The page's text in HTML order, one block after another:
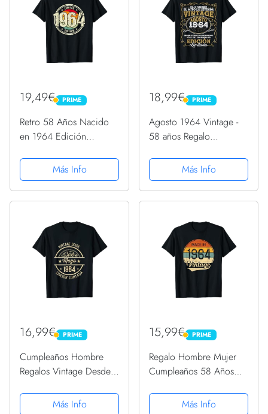
19,49€ PRIME
PRIME
Retro 58 Años Nacido
en 1964 Edición
CamisetaMás Info
18,99€ PRIME
PRIME
Agosto 1964 Vintage -
58 años Regalo
CamisetaMás Info
16,99€ PRIME
PRIME
Cumpleaños Hombre
Regalos Vintage Desde
Más Info
15,99€ PRIME
PRIME
Regalo Hombre Mujer
Cumpleaños 58 Años
CamisetaMás Info